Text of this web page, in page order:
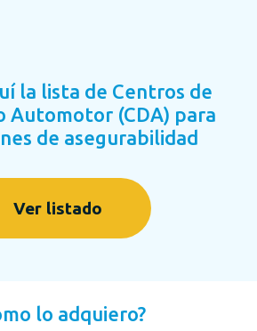
la lista de Centros de
Automotor (CDA) para
de asegurabilidad
Ver listado
lo adquiero?